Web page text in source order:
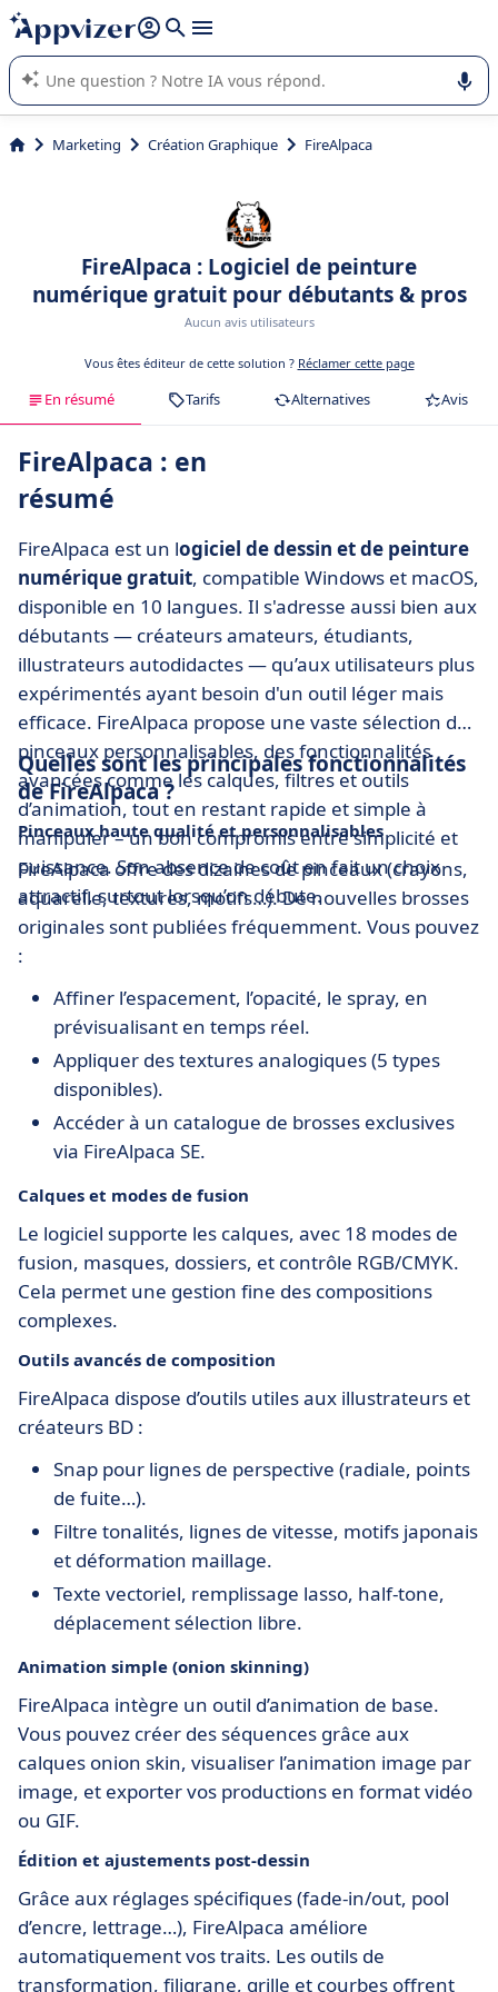
répondre (plusieurs lignes avec
L'IA de Appvizer vous guide dans l'utilisation ou la sélection de
logiciel SaaS en entreprise.
Marketing Création Graphique FireAlpaca
FireAlpaca : Logiciel de peinture
numérique gratuit pour débutants & pros
Aucun avis utilisateurs
Vous êtes éditeur de cette solution ? Réclamer cette page
En résumé Tarifs Alternatives Avis
FireAlpaca : en
résumé
FireAlpaca est un logiciel de dessin et de peinture
numérique gratuit, compatible Windows et macOS,
disponible en 10 langues. Il s'adresse aussi bien aux
débutants — créateurs amateurs, étudiants,
illustrateurs autodidactes — qu’aux utilisateurs plus
expérimentés ayant besoin d'un outil léger mais
efficace. FireAlpaca propose une vaste sélection de
pinceaux personnalisables, des fonctionnalités
avancées comme les calques, filtres et outils
d’animation, tout en restant rapide et simple à
manipuler – un bon compromis entre simplicité et
puissance. Son absence de coût en fait un choix
attractif, surtout lorsqu’on débute.
Quelles sont les principales fonctionnalités
de FireAlpaca ?
Pinceaux haute qualité et personnalisables
FireAlpaca offre des dizaines de pinceaux (crayons,
aquarelle, textures, motifs…). De nouvelles brosses
originales sont publiées fréquemment. Vous pouvez
:
Affiner l’espacement, l’opacité, le spray, en
prévisualisant en temps réel.
Appliquer des textures analogiques (5 types
disponibles).
Accéder à un catalogue de brosses exclusives
via FireAlpaca SE.
Calques et modes de fusion
Le logiciel supporte les calques, avec 18 modes de
fusion, masques, dossiers, et contrôle RGB/CMYK.
Cela permet une gestion fine des compositions
complexes.
Outils avancés de composition
FireAlpaca dispose d’outils utiles aux illustrateurs et
créateurs BD :
Snap pour lignes de perspective (radiale, points
de fuite…).
Filtre tonalités, lignes de vitesse, motifs japonais
et déformation maillage.
Texte vectoriel, remplissage lasso, half-tone,
déplacement sélection libre.
Animation simple (onion skinning)
FireAlpaca intègre un outil d’animation de base.
Vous pouvez créer des séquences grâce aux
calques onion skin, visualiser l’animation image par
image, et exporter vos productions en format vidéo
ou GIF.
Édition et ajustements post-dessin
Grâce aux réglages spécifiques (fade-in/out, pool
d’encre, lettrage…), FireAlpaca améliore
automatiquement vos traits. Les outils de
transformation, filigrane, grille et courbes offrent